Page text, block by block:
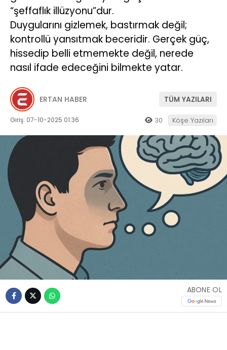
“şeffaflık illüzyonu”dur.
Duygularını gizlemek, bastırmak değil;
kontrollü yansıtmak beceridir. Gerçek güç,
hissedip belli etmemekte değil, nerede
nasıl ifade edeceğini bilmekte yatar.
ERTAN HABER TÜM YAZILARI
Giriş: 07-10-2025 01:36 30 Köşe Yazıları
ABONE OL